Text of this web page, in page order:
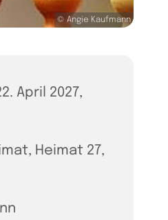
© Angie Kaufmann
April 2027,
Heimat 27,